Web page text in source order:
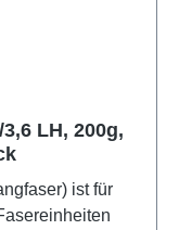
LH, 200g,
ist für